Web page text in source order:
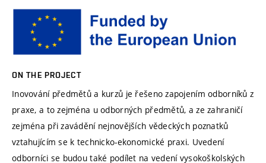
ON THE PROJECT
Inovování předmětů a kurzů je řešeno zapojením odborníků z
praxe, a to zejména u odborných předmětů, a ze zahraničí
zejména při zavádění nejnovějších vědeckých poznatků
vztahujícím se k technicko-ekonomické praxi. Uvedení
odborníci se budou také podílet na vedení vysokoškolských